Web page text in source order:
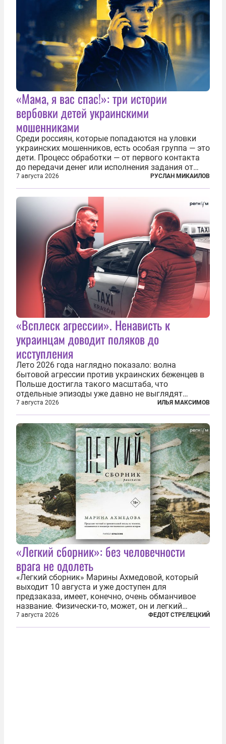
«Мама, я вас спас!»: три истории
вербовки детей украинскими
мошенниками
Среди россиян, которые попадаются на уловки
украинских мошенников, есть особая группа — это
дети. Процесс обработки — от первого контакта
до передачи денег или исполнения задания от
кураторов может занять от двух часов до
нескольких месяцев. Детей превращают в
послушных исполнителей, которые...
7 августа 2026 РУСЛАН МИКАИЛОВ
«Всплеск агрессии». Ненависть к
украинцам доводит поляков до
исступления
Лето 2026 года наглядно показало: волна
бытовой агрессии против украинских беженцев в
Польше достигла такого масштаба, что
отдельные эпизоды уже давно не выглядят
случайными. Поляки, судя по происходящему,
буквально теряют рассудок от ненависти к
украинским беженцам, и каждый новый случай
по-своему...
7 августа 2026 ИЛЬЯ МАКСИМОВ
«Легкий сборник»: без человечности
врага не одолеть
«Легкий сборник» Марины Ахмедовой, который
выходит 10 августа и уже доступен для
предзаказа, имеет, конечно, очень обманчивое
название. Физически-то, может, он и легкий
относительно. Но метафизически —
безотносительно тяжелый. Десять рассказов,
7 августа 2026 ФЕДОТ СТРЕЛЕЦКИЙ